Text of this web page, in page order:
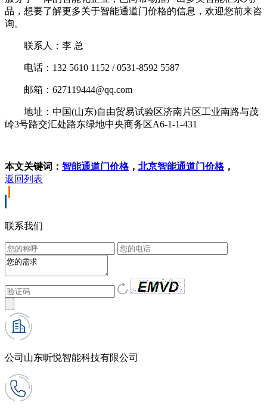
品，想要了解更多关于智能通道门价格的信息，欢迎您前来咨
询。
联系人：李 总
电话：132 5610 1152 / 0531-8592 5587
邮箱：627119444@qq.com
地址：中国(山东)自由贸易试验区济南片区工业南路与茂
岭3号路交汇处路东绿地中央商务区A6-1-1-431
本文关键词： 智能通道门价格， 北京智能通道门价格，
返回列表
联系我们
公司 山东昕悦智能科技有限公司